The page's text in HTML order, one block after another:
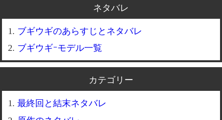
ネタバレ
ブギウギのあらすじとネタバレ
ブギウギｰモデル一覧
カテゴリー
最終回と結末ネタバレ